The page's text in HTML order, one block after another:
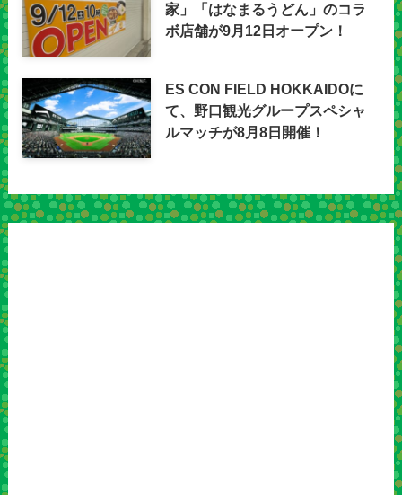
家」「はなまるうどん」のコラ
ボ店舗が9月12日オープン！
ES CON FIELD HOKKAIDOに
て、野口観光グループスペシャ
ルマッチが8月8日開催！